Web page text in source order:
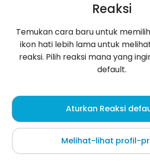
Hakim
Soubré
Szukam przyjacielskiej lub
jeśli Ci to przeszkadza, idź dalej.
Reaksi
Temukan cara baru untuk
ikon hati lebih lama untuk
reaksi. Pilih reaksi mana yang
default.
Aturkan Reaksi
Melihat-lihat profil-